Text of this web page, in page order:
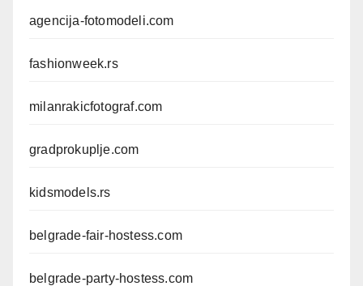
agencija-fotomodeli.com
fashionweek.rs
milanrakicfotograf.com
gradprokuplje.com
kidsmodels.rs
belgrade-fair-hostess.com
belgrade-party-hostess.com